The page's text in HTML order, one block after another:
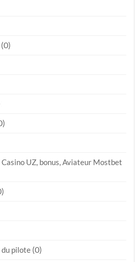
(0)
UZ, bonus, Aviateur Mostbet
du pilote (0)